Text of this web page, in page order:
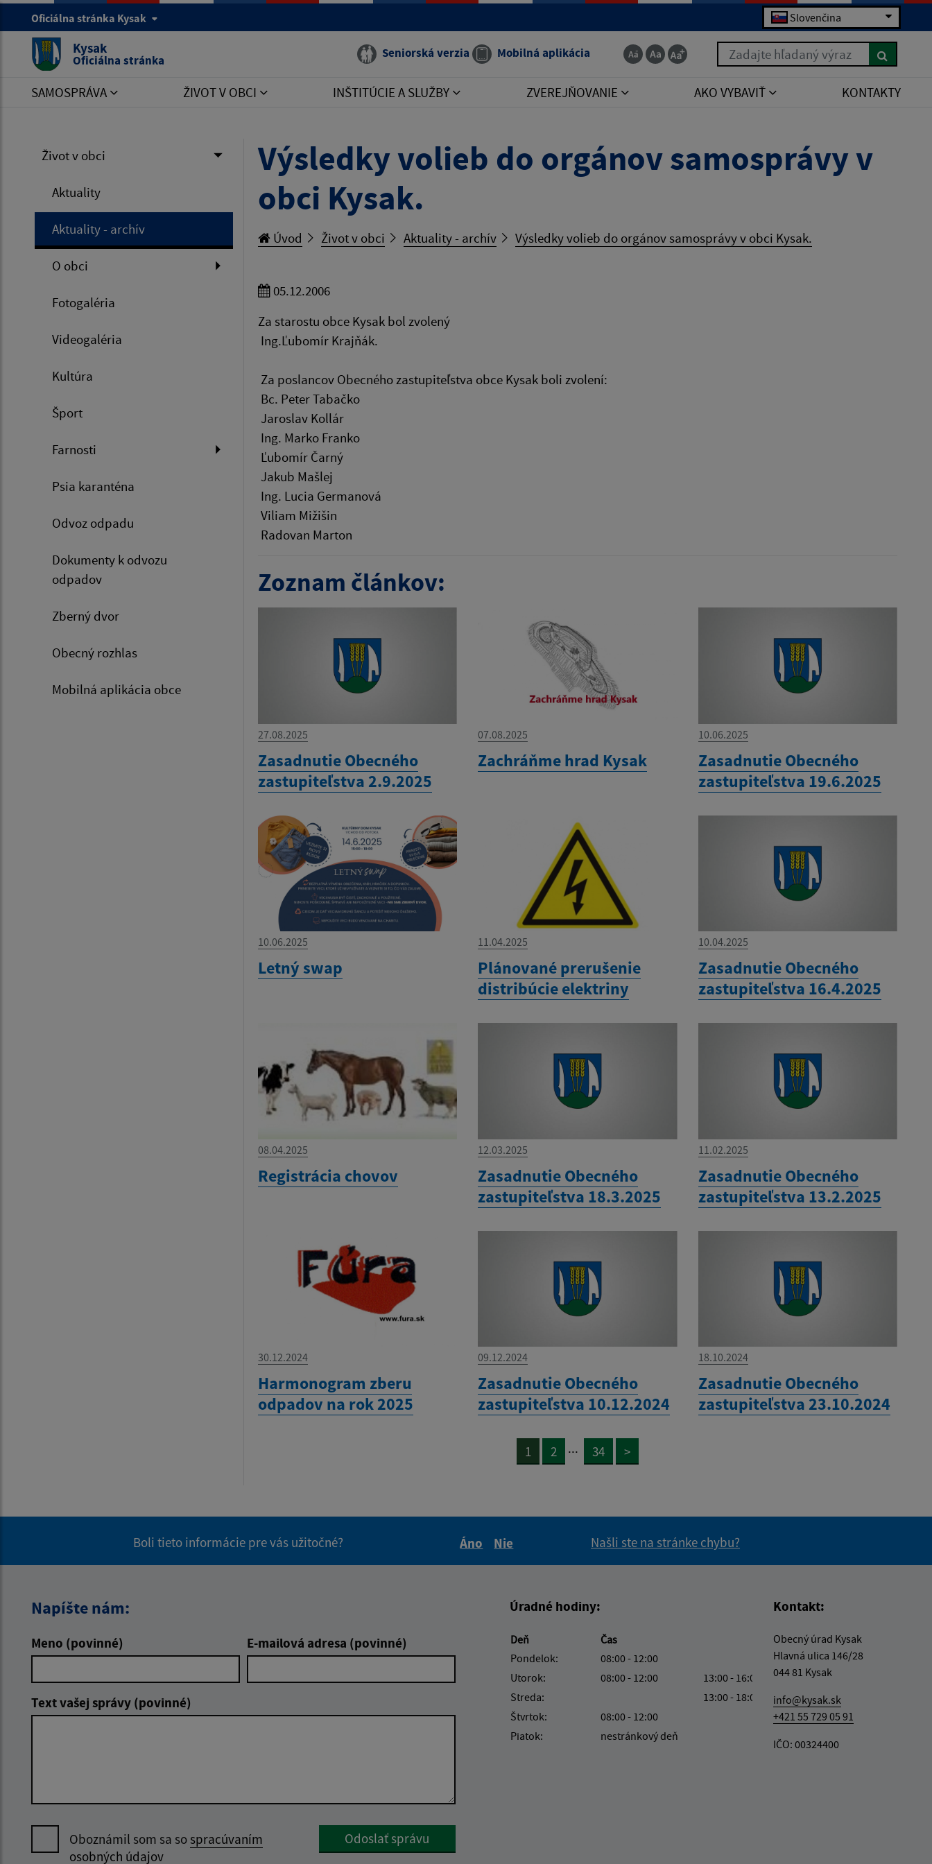
Oficiálna stránka Kysak Slovenčina
Kysak
Oficiálna stránka Seniorská verzia Mobilná aplikácia Zadajte hľadaný výraz
SAMOSPRÁVA ŽIVOT V OBCI INŠTITÚCIE A SLUŽBY ZVEREJŇOVANIE AKO VYBAVIŤ KONTAKTY
Život v obci
Aktuality
Aktuality - archív
O obci
Fotogaléria
Videogaléria
Kultúra
Šport
Farnosti
Psia karanténa
Odvoz odpadu
Dokumenty k odvozu
odpadov
Zberný dvor
Obecný rozhlas
Mobilná aplikácia obce
Výsledky volieb do orgánov samosprávy v
obci Kysak.
Úvod Život v obci Aktuality - archív Výsledky volieb do orgánov samosprávy v obci Kysak.
05.12.2006
Za starostu obce Kysak bol zvolený
Ing.Ľubomír Krajňák.
Za poslancov Obecného zastupiteľstva obce Kysak boli zvolení:
Bc. Peter Tabačko
Jaroslav Kollár
Ing. Marko Franko
Ľubomír Čarný
Jakub Mašlej
Ing. Lucia Germanová
Viliam Mižišin
Radovan Marton
Zoznam článkov:
27.08.2025
Zasadnutie Obecného
zastupiteľstva 2.9.2025
07.08.2025
Zachráňme hrad Kysak
10.06.2025
Zasadnutie Obecného
zastupiteľstva 19.6.2025
10.06.2025
Letný swap
11.04.2025
Plánované prerušenie
distribúcie elektriny
10.04.2025
Zasadnutie Obecného
zastupiteľstva 16.4.2025
08.04.2025
Registrácia chovov
12.03.2025
Zasadnutie Obecného
zastupiteľstva 18.3.2025
11.02.2025
Zasadnutie Obecného
zastupiteľstva 13.2.2025
30.12.2024
Harmonogram zberu
odpadov na rok 2025
09.12.2024
Zasadnutie Obecného
zastupiteľstva 10.12.2024
18.10.2024
Zasadnutie Obecného
zastupiteľstva 23.10.2024
1 2 ... 34 >
Boli tieto informácie pre vás užitočné?
Áno
Nie
Našli ste na stránke chybu?
Napíšte nám:
Meno (povinné) E-mailová adresa (povinné)
Text vašej správy (povinné)
Oboznámil som sa sospracúvaním
osobných údajov
Google reCaptcha Response
Odoslať správu
Úradné hodiny:
Deň
Čas
Pondelok:
08:00 - 12:00
Utorok:
08:00 - 12:00
13:00 - 16:00
Streda:
13:00 - 18:00
Štvrtok:
08:00 - 12:00
Piatok:
nestránkový deň
Kontakt:
Obecný úrad Kysak
Hlavná ulica 146/28
044 81 Kysak
info@kysak.sk
+421 55 729 05 91
IČO: 00324400